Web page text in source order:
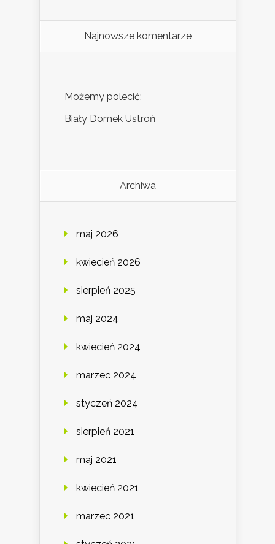
Najnowsze komentarze
Możemy polecić:
Biały Domek Ustroń
Archiwa
maj 2026
kwiecień 2026
sierpień 2025
maj 2024
kwiecień 2024
marzec 2024
styczeń 2024
sierpień 2021
maj 2021
kwiecień 2021
marzec 2021